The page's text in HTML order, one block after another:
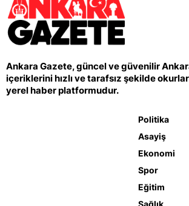
Ankara Gazete, güncel ve güvenilir
içeriklerini hızlı ve tarafsız şekilde
yerel haber platformudur.
Politika
Asayiş
Ekonomi
Spor
Eğitim